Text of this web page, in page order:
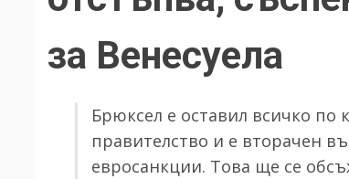
за Венесуела
Брюксел е оставил всичко по
правителство и е вторачен
евросанкции. Това ще се